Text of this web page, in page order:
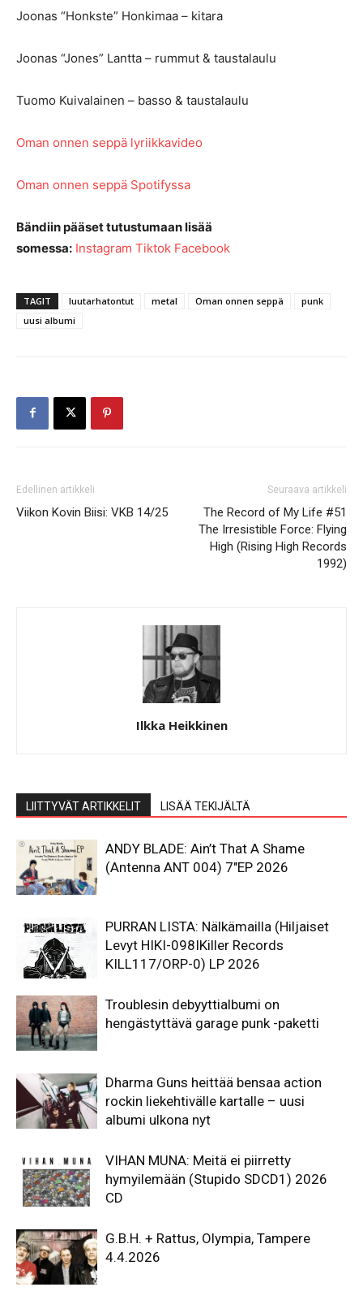
Joonas “Honkste” Honkimaa – kitara
Joonas “Jones” Lantta – rummut & taustalaulu
Tuomo Kuivalainen – basso & taustalaulu
Oman onnen seppä lyriikkavideo
Oman onnen seppä Spotifyssa
Bändiin pääset tutustumaan lisää
somessa: Instagram Tiktok Facebook
TAGIT luutarhatontut metal Oman onnen seppä
punk
uusi albumi
Edellinen artikkeli
Viikon Kovin Biisi: VKB 14/25
Seuraava artikkeli
The Record of My Life #51
The Irresistible Force: Flying
High (Rising High Records
1992)
Ilkka Heikkinen
LIITTYVÄT ARTIKKELIT LISÄÄ TEKIJÄLTÄ
ANDY BLADE: Ain’t That A Shame
(Antenna ANT 004) 7″EP 2026
PURRAN LISTA: Nälkämailla (Hiljaiset
Levyt HIKI-098IKiller Records
KILL117/ORP-0) LP 2026
Troublesin debyyttialbumi on
hengästyttävä garage punk -paketti
Dharma Guns heittää bensaa action
rockin liekehtivälle kartalle – uusi
albumi ulkona nyt
VIHAN MUNA: Meitä ei piirretty
hymyilemään (Stupido SDCD1) 2026
CD
G.B.H. + Rattus, Olympia, Tampere
4.4.2026